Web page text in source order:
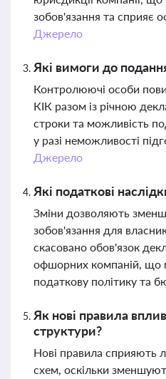
зобов'язання та сприяє
Джерело
Які вимоги до
Контролюючі особи
КІК разом із річною
строки та можливість
у разі неможливості
Джерело
Які податкові
Зміни дозволяють
зобов'язання для
скасовано обов'язок
офшорних компаній, що
податкову політику та
Як нові правила
структури?
Нові правила сприяють
схем, оскільки